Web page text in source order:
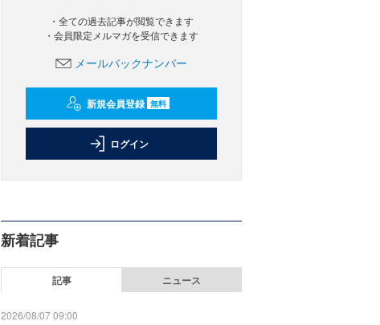
・全ての過去記事が閲覧できます
・会員限定メルマガを受信できます
メールバックナンバー
新規会員登録 無料
ログイン
新着記事
記事 ニュース
2026/08/07 09:00